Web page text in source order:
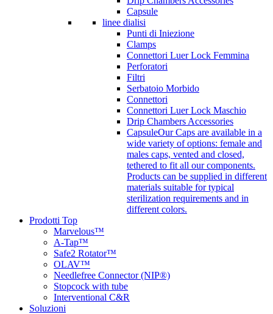
Capsule
linee dialisi
Punti di Iniezione
Clamps
Connettori Luer Lock Femmina
Perforatori
Filtri
Serbatoio Morbido
Connettori
Connettori Luer Lock Maschio
Drip Chambers Accessories
CapsuleOur Caps are available in a
wide variety of options: female and
males caps, vented and closed,
tethered to fit all our components.
Products can be supplied in different
materials suitable for typical
sterilization requirements and in
different colors.
Prodotti Top
Marvelous™
A-Tap™
Safe2 Rotator™
OLAV™
Needlefree Connector (NIP®)
Stopcock with tube
Interventional C&R
Soluzioni